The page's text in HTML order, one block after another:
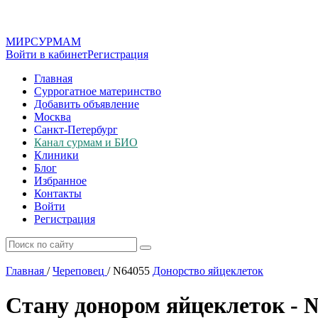
МИРСУРМАМ
Войти в кабинетРегистрация
Главная
Суррогатное материнство
Добавить объявление
Москва
Санкт-Петербург
Канал сурмам и БИО
Клиники
Блог
Избранное
Контакты
Войти
Регистрация
Главная / Череповец /N64055 Донорство яйцеклеток
Стану донором яйцеклеток -